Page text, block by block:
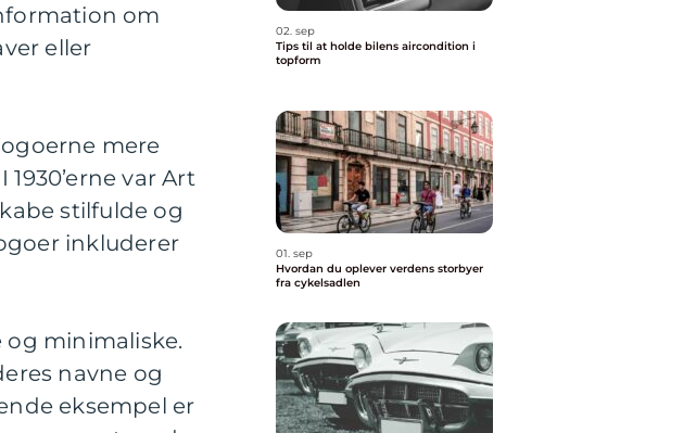
om
eller
mere
var Art
stilfulde og
inkluderer
og minimaliske.
navne og
eksempel er
02. sep
Tips til at holde bilens aircondition i
topform
01. sep
Hvordan du oplever verdens storbyer
fra cykelsadlen